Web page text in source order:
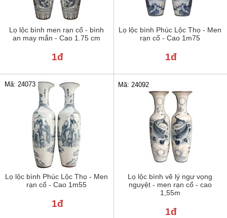
Lọ lộc bình men rạn cổ - bình
an may mắn - Cao 1.75 cm
1đ
Lọ lộc bình Phúc Lộc Thọ - Men
rạn cổ - Cao 1m75
1đ
Lọ lộc bình Phúc Lộc Thọ - Men
rạn cổ - Cao 1m55
Mã: 24073
1đ
Lọ lộc bình vẽ lý ngư vọng
nguyệt - men rạn cổ - cao
1,55m
Mã: 24092
1đ